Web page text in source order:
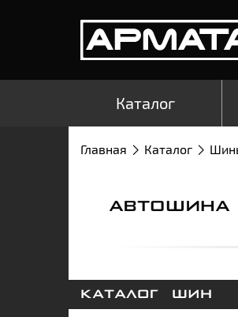
Каталог
Главная Каталог
АВТОШИНА
КАТАЛОГ ШИН